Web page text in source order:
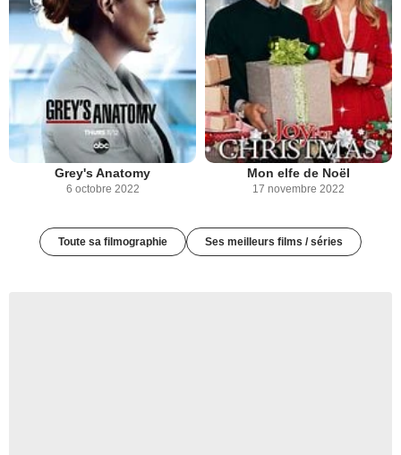
Grey's Anatomy
6 octobre 2022
Mon elfe de Noël
17 novembre 2022
Toute sa filmographie Ses meilleurs films / séries